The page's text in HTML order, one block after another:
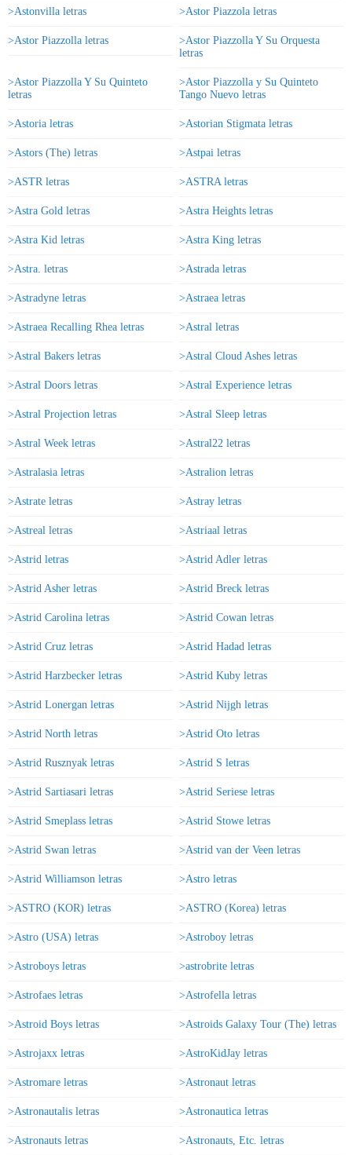
>Astonvilla letras >Astor Piazzola letras
>Astor Piazzolla letras
>Astor Piazzolla Y Su Orquesta
letras
>Astor Piazzolla Y Su Quinteto
letras
>Astor Piazzolla y Su Quinteto
Tango Nuevo letras
>Astoria letras >Astorian Stigmata letras
>Astors (The) letras >Astpai letras
>ASTR letras >ASTRA letras
>Astra Gold letras >Astra Heights letras
>Astra Kid letras >Astra King letras
>Astra. letras >Astrada letras
>Astradyne letras >Astraea letras
>Astraea Recalling Rhea letras >Astral letras
>Astral Bakers letras >Astral Cloud Ashes letras
>Astral Doors letras >Astral Experience letras
>Astral Projection letras >Astral Sleep letras
>Astral Week letras >Astral22 letras
>Astralasia letras >Astralion letras
>Astrate letras >Astray letras
>Astreal letras >Astriaal letras
>Astrid letras >Astrid Adler letras
>Astrid Asher letras >Astrid Breck letras
>Astrid Carolina letras >Astrid Cowan letras
>Astrid Cruz letras >Astrid Hadad letras
>Astrid Harzbecker letras >Astrid Kuby letras
>Astrid Lonergan letras >Astrid Nijgh letras
>Astrid North letras >Astrid Oto letras
>Astrid Rusznyak letras >Astrid S letras
>Astrid Sartiasari letras >Astrid Seriese letras
>Astrid Smeplass letras >Astrid Stowe letras
>Astrid Swan letras >Astrid van der Veen letras
>Astrid Williamson letras >Astro letras
>ASTRO (KOR) letras >ASTRO (Korea) letras
>Astro (USA) letras >Astroboy letras
>Astroboys letras >astrobrite letras
>Astrofaes letras >Astrofella letras
>Astroid Boys letras >Astroids Galaxy Tour (The) letras
>Astrojaxx letras >AstroKidJay letras
>Astromare letras >Astronaut letras
>Astronautalis letras >Astronautica letras
>Astronauts letras >Astronauts, Etc. letras